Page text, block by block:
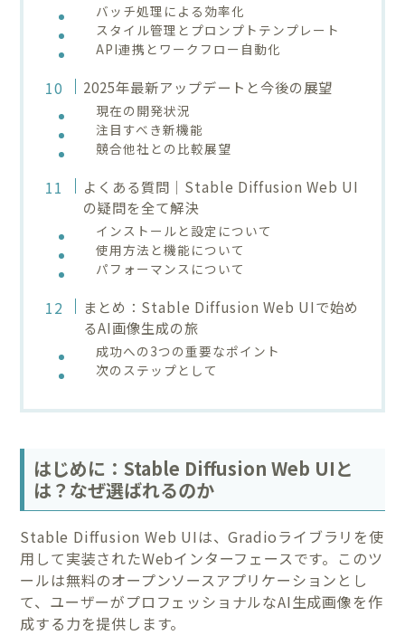
バッチ処理による効率化
スタイル管理とプロンプトテンプレート
API連携とワークフロー自動化
2025年最新アップデートと今後の展望
現在の開発状況
注目すべき新機能
競合他社との比較展望
よくある質問｜Stable Diffusion Web UI
の疑問を全て解決
インストールと設定について
使用方法と機能について
パフォーマンスについて
まとめ：Stable Diffusion Web UIで始め
るAI画像生成の旅
成功への3つの重要なポイント
次のステップとして
はじめに：Stable Diffusion Web UIと
は？なぜ選ばれるのか
Stable Diffusion Web UIは、Gradioライブラリを使
用して実装されたWebインターフェースです。このツ
ールは無料のオープンソースアプリケーションとし
て、ユーザーがプロフェッショナルなAI生成画像を作
成する力を提供します。